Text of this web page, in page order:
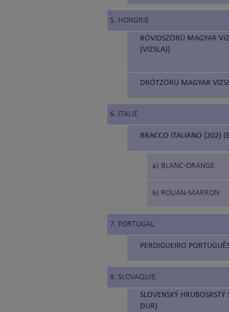
5. HONGRIE
RÖVIDSZÖRÜ MAGYAR
(VIZSLA))
DRÓTZÖRÜ MAGYAR
6. ITALIE
BRACCO ITALIANO (202)
a) BLANC-ORANGE
b) ROUAN-MARRON
7. PORTUGAL
PERDIGUEIRO
8. SLOVAQUIE
SLOVENSKÝ
DUR)